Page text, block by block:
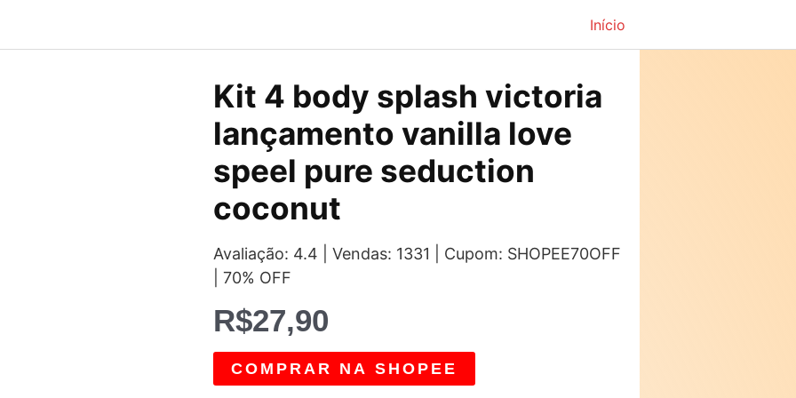
Início
Kit 4 body splash victoria
lançamento vanilla love
speel pure seduction
coconut
Avaliação: 4.4 | Vendas: 1331 | Cupom: SHOPEE70OFF
| 70% OFF
R$27,90
COMPRAR NA SHOPEE